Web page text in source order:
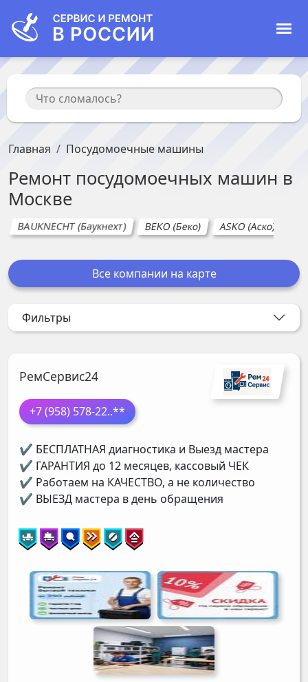
Главная Посудомоечные машины
Ремонт посудомоечных машин в
Москве
BAUKNECHT (Баукнехт) BEKO (Беко) ASKO (Аско)
Все компании на карте
Фильтры
РемСервис24
+7 (958) 578-22..**
✔ БЕСПЛАТНАЯ диагностика и Выезд мастера
✔ ГАРАНТИЯ до 12 месяцев, кассовый ЧЕК
✔ Работаем на КАЧЕСТВО, а не количество
✔ ВЫЕЗД мастера в день обращения